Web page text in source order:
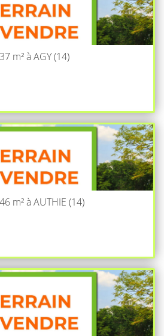
m² à AGY (14)
m² à AUTHIE (14)